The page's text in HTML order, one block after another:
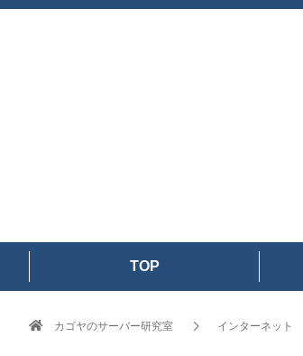
TOP
カゴヤのサーバー研究室 インターネット